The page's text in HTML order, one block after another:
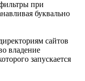
при
буквально
сайтов
владение
запускается